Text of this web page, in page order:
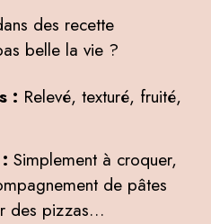
des recette
belle la vie ?
: Relevé, texturé, fruité,
Simplement à croquer,
de pâtes
des pizzas…